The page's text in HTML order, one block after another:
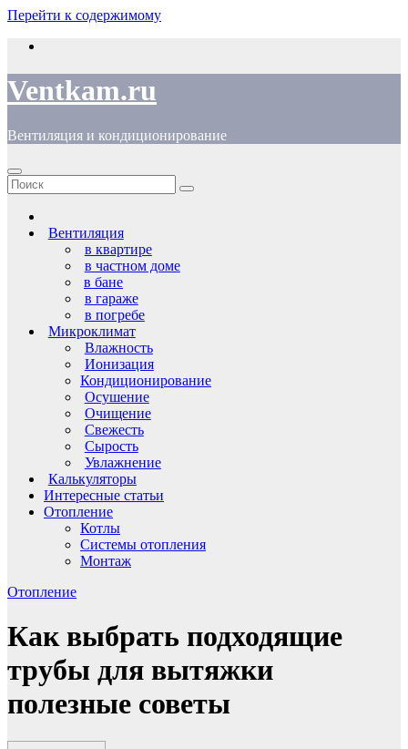
Перейти к содержимому
Ventkam.ru
Вентиляция и кондиционирование
Вентиляция
в квартире
в частном доме
в бане
в гараже
в погребе
Микроклимат
Влажность
Ионизация
Кондиционирование
Осушение
Очищение
Свежесть
Сырость
Увлажнение
Калькуляторы
Интересные статьи
Отопление
Котлы
Системы отопления
Монтаж
Отопление
Как выбрать подходящие
трубы для вытяжки
полезные советы